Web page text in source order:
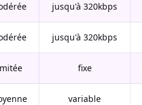
jusqu'à 320kbps
jusqu'à 320kbps
fixe
variable